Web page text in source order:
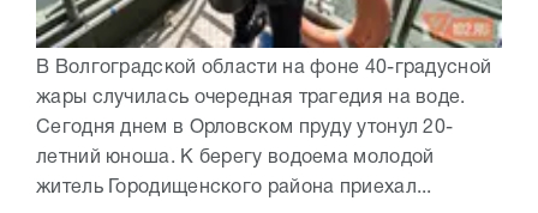
В Волгоградской области на фоне 40-градусной
жары случилась очередная трагедия на воде.
Сегодня днем в Орловском пруду утонул 20-
летний юноша. К берегу водоема молодой
житель Городищенского района приехал...